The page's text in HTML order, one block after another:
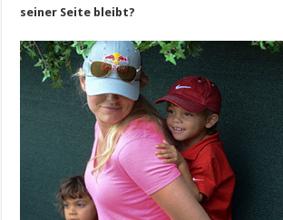
seiner Seite bleibt?